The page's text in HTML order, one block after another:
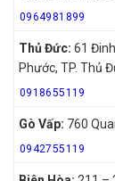
0964981899
Thủ Đức: 61
Phước, TP. Thủ
0918655119
Gò Vấp: 760
0942755119